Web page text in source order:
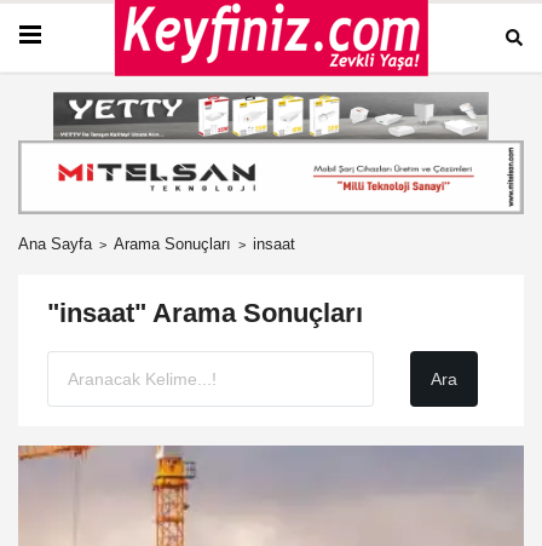
Ana Sayfa Arama Sonuçları insaat
"insaat" Arama Sonuçları